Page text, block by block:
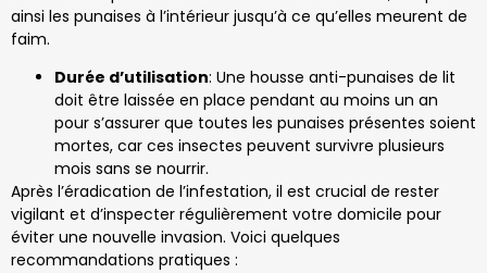
ainsi les punaises à l’intérieur jusqu’à ce qu’elles meurent de
faim.
Durée d’utilisation: Une housse anti-punaises de lit
doit être laissée en place pendant au moins un an
pour s’assurer que toutes les punaises présentes soient
mortes, car ces insectes peuvent survivre plusieurs
mois sans se nourrir.
Après l’éradication de l’infestation, il est crucial de rester
vigilant et d’inspecter régulièrement votre domicile pour
éviter une nouvelle invasion. Voici quelques
recommandations pratiques :